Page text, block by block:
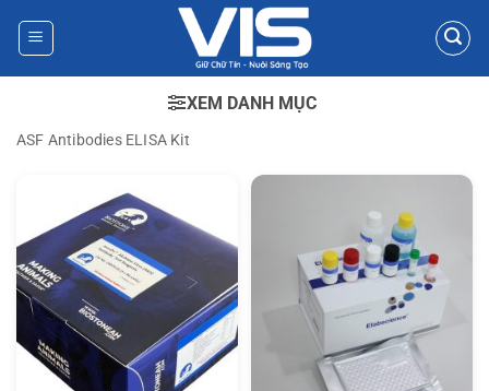
XEM DANH MỤC
ASF Antibodies ELISA Kit